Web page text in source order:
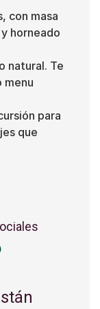
con masa
horneado
natural. Te
menu
para
que